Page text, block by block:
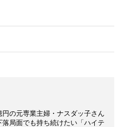
の元専業主婦・ナスダッ子さん
局面でも持ち続けたい「ハイテ